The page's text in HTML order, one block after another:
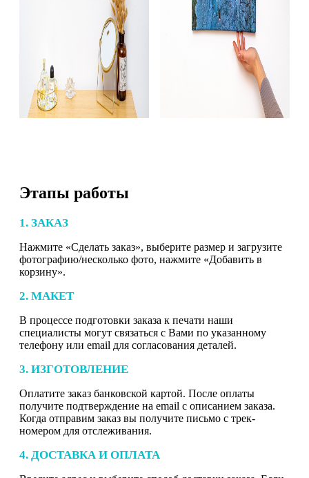
Этапы работы
1. ЗАКАЗ
Нажмите «Сделать заказ», выберите размер и загрузите
фотографию/несколько фото, нажмите «Добавить в
корзину».
2. МАКЕТ
В процессе подготовки заказа к печати наши
специалисты могут связаться с Вами по указанному
телефону или email для согласования деталей.
3. ИЗГОТОВЛЕНИЕ
Оплатите заказ банковской картой. После оплаты
получите подтверждение на email с описанием заказа.
Когда отправим заказ вы получите письмо с трек-
номером для отслеживания.
4. ДОСТАВКА И ОПЛАТА